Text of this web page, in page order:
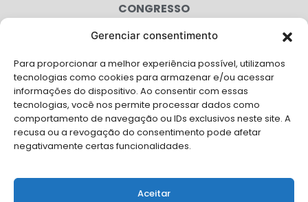
Gerenciar consentimento
Para proporcionar a melhor experiência possível, utilizamos
tecnologias como cookies para armazenar e/ou acessar
informações do dispositivo. Ao consentir com essas
tecnologias, você nos permite processar dados como
comportamento de navegação ou IDs exclusivos neste site. A
recusa ou a revogação do consentimento pode afetar
negativamente certas funcionalidades.
Aceitar
CONGRESSO
AGENDA
CAMPANHAS
SERVIÇOS
FILIADAS
LGPD
FALE CONOSCO